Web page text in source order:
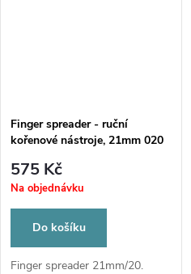
Finger spreader - ruční
kořenové nástroje, 21mm 020
575 Kč
Na objednávku
Do košíku
Finger spreader 21mm/20.